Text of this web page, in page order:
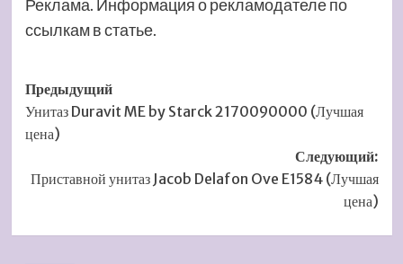
Реклама. Информация о рекламодателе по
ссылкам в статье.
Навигация
записи
Предыдущий
Унитаз Duravit ME by Starck 2170090000 (Лучшая
цена)
Следующий:
Приставной унитаз Jacob Delafon Ove E1584 (Лучшая
цена)